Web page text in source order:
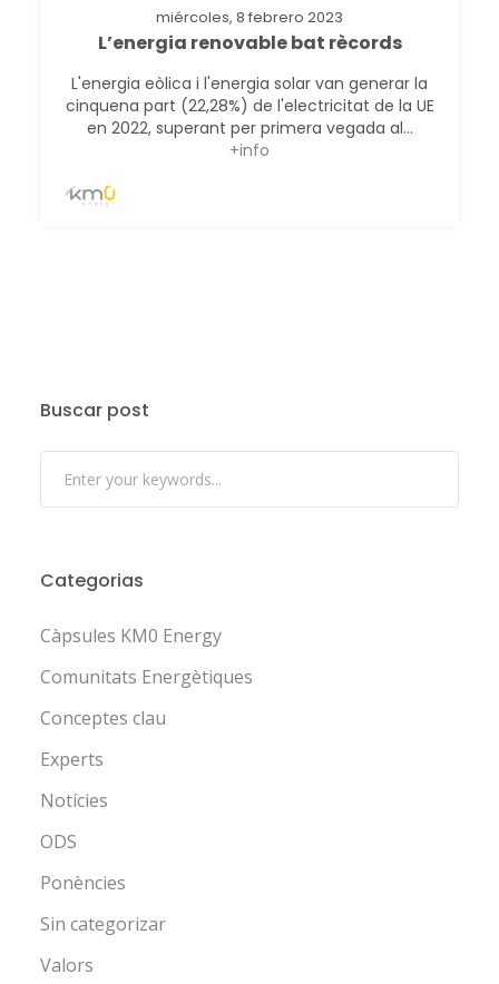
miércoles, 8 febrero 2023
L’energia renovable bat rècords
L'energia eòlica i l'energia solar van generar la
cinquena part (22,28%) de l'electricitat de la UE
en 2022, superant per primera vegada al...
+info
Buscar post
Categorias
Càpsules KM0 Energy
Comunitats Energètiques
Conceptes clau
Experts
Notícies
ODS
Ponències
Sin categorizar
Valors